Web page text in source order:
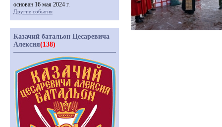
основан 16 мая 2024 г.
Другие события
Казачий батальон Цесаревича
Алексия(138)